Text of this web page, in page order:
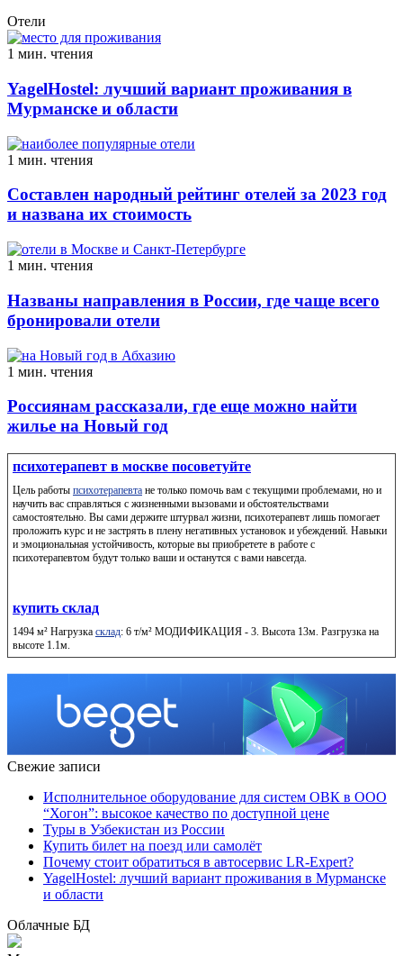
Отели
1 мин. чтения
YagelHostel: лучший вариант проживания в
Мурманске и области
1 мин. чтения
Составлен народный рейтинг отелей за 2023 год
и названа их стоимость
1 мин. чтения
Названы направления в России, где чаще всего
бронировали отели
1 мин. чтения
Россиянам рассказали, где еще можно найти
жилье на Новый год
психотерапевт в москве посоветуйте
Цель работы психотерапевта не только помочь вам с текущими проблемами, но и
научить вас справляться с жизненными вызовами и обстоятельствами
самостоятельно. Вы сами держите штурвал жизни, психотерапевт лишь помогает
проложить курс и не застрять в плену негативных установок и убеждений. Навыки
и эмоциональная устойчивость, которые вы приобретете в работе с
психотерапевтом будут только ваши и останутся с вами навсегда.
купить склад
1494 м² Нагрузка склад: 6 т/м² МОДИФИКАЦИЯ - 3. Высота 13м. Разгрузка на
высоте 1.1м.
Свежие записи
Исполнительное оборудование для систем ОВК в ООО
“Хогон”: высокое качество по доступной цене
Туры в Узбекистан из России
Купить билет на поезд или самолёт
Почему стоит обратиться в автосервис LR-Expert?
YagelHostel: лучший вариант проживания в Мурманске
и области
Облачные БД